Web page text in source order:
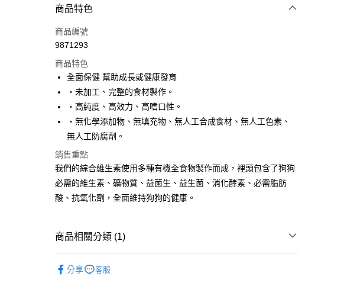
Google Pay
運送方式
新竹貨運宅配
每筆NT$100，滿NT$1,000(含以上)免運費
祥億貨運
每筆NT$100，滿NT$1,000(含以上)免運費
離島宅配
每筆NT$200，滿NT$1,000(含以上)免運費
商品特色
商品編號
9871293
商品特色
全面保健 幫助成長或健康發育
・未加工、完整的食材製作。
・高純度、高效力、高嗜口性。
・無化學添加物、無填充物、無人工合成食材、無人工色素、
無人工防腐劑。
銷售重點
我們的綜合維生素使用多種有機全食物製作而成，裡頭包含了狗狗
必需的維生素、礦物質、益菌生、益生菌、消化酵素、必需脂肪
酸、抗氧化劑，全面維持狗狗的健康。
商品相關分類 (1)
分享
客服